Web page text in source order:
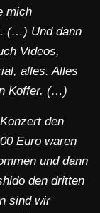
mich
(…) Und dann
Videos,
alles. Alles
Koffer. (…)
den
Euro waren
und dann
den dritten
sind wir